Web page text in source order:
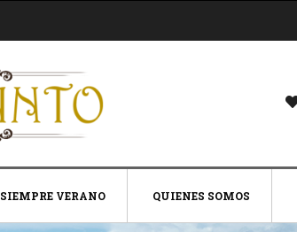
SIEMPRE VERANO QUIENES SOMOS